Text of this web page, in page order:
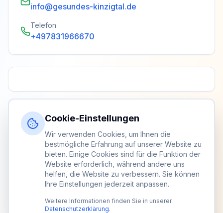
info@gesundes-kinzigtal.de
Telefon
+497831966670
Cookie-Einstellungen
Wir verwenden Cookies, um Ihnen die
bestmögliche Erfahrung auf unserer Website zu
bieten. Einige Cookies sind für die Funktion der
Website erforderlich, während andere uns
helfen, die Website zu verbessern. Sie können
Ihre Einstellungen jederzeit anpassen.
Weitere Informationen finden Sie in unserer
Datenschutzerklärung.